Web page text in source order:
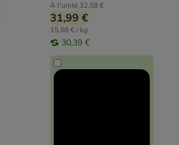
À l'unité 32,58 €
31,99 €
15,68 € / kg
30,39 €